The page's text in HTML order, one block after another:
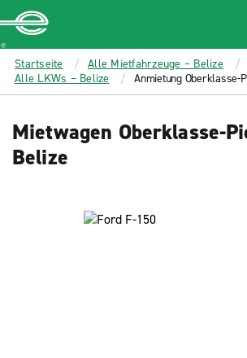
MAIN
CONTENT
Enterprise
Startseite
Alle Mietfahrzeuge – Belize
Alle LKWs – Belize
Anmietung Oberklasse-
Mietwagen Oberklasse-
Belize